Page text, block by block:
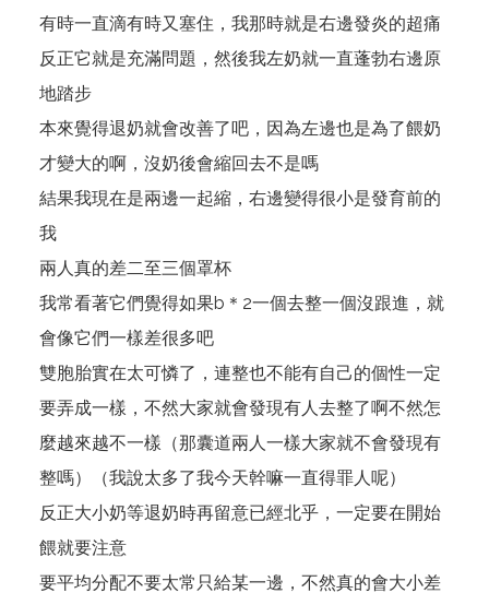
有時一直滴有時又塞住，我那時就是右邊發炎的超痛
反正它就是充滿問題，然後我左奶就一直蓬勃右邊原
地踏步
本來覺得退奶就會改善了吧，因為左邊也是為了餵奶
才變大的啊，沒奶後會縮回去不是嗎
結果我現在是兩邊一起縮，右邊變得很小是發育前的
我
兩人真的差二至三個罩杯
我常看著它們覺得如果b＊2一個去整一個沒跟進，就
會像它們一樣差很多吧
雙胞胎實在太可憐了，連整也不能有自己的個性一定
要弄成一樣，不然大家就會發現有人去整了啊不然怎
麼越來越不一樣（那囊道兩人一樣大家就不會發現有
整嗎）（我說太多了我今天幹嘛一直得罪人呢）
反正大小奶等退奶時再留意已經北乎，一定要在開始
餵就要注意
要平均分配不要太常只給某一邊，不然真的會大小差